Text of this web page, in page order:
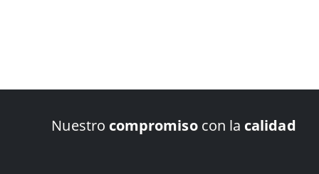
Nuestro compromisocon la calidad